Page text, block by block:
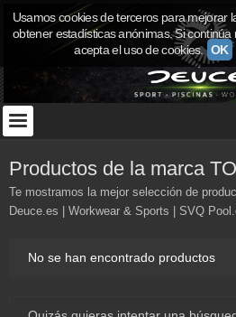
Productos de la marca
Te mostramos la mejor selección de
Deuce.es | Workwear & Sports | SVQ
No se han encontrado productos
Usamos cookies de terceros para mejorar
obtener estadísticas anónimas. Si
acepta el uso de cookies. OK